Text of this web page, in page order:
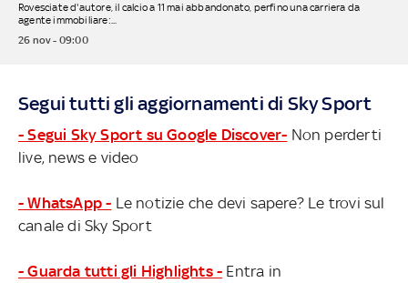
Rovesciate d'autore, il calcio a 11 mai abbandonato, perfino una carriera da
agente immobiliare:...
26 nov - 09:00
Segui tutti gli aggiornamenti di Sky Sport
- Segui Sky Sport su Google Discover- Non perderti
live, news e video
- WhatsApp - Le notizie che devi sapere? Le trovi sul
canale di Sky Sport
- Guarda tutti gli Highlights - Entra in